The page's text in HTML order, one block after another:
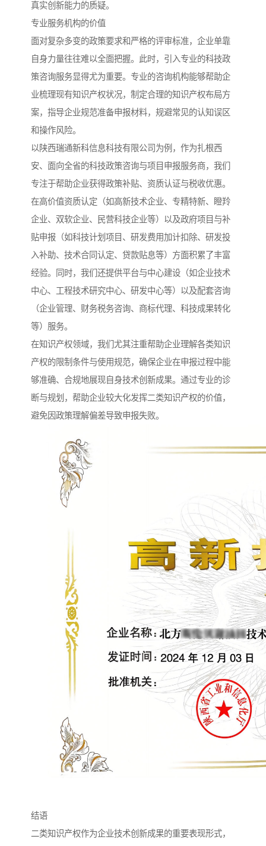
真实创新能力的质疑。
专业服务机构的价值
面对复杂多变的政策要求和严格的评审标准，企业单靠
自身力量往往难以全面把握。此时，引入专业的科技政
策咨询服务显得尤为重要。专业的咨询机构能够帮助企
业梳理现有知识产权状况，制定合理的知识产权布局方
案，指导企业规范准备申报材料，规避常见的认知误区
和操作风险。
以陕西瑞通新科信息科技有限公司为例，作为扎根西
安、面向全省的科技政策咨询与项目申报服务商，我们
专注于帮助企业获得政策补贴、资质认证与税收优惠。
在高价值资质认定（如高新技术企业、专精特新、瞪羚
企业、双软企业、民营科技企业等）以及政府项目与补
贴申报（如科技计划项目、研发费用加计扣除、研发投
入补助、技术合同认定、贷款贴息等）方面积累了丰富
经验。同时，我们还提供平台与中心建设（如企业技术
中心、工程技术研究中心、研发中心等）以及配套咨询
（企业管理、财务税务咨询、商标代理、科技成果转化
等）服务。
在知识产权领域，我们尤其注重帮助企业理解各类知识
产权的限制条件与使用规范，确保企业在申报过程中能
够准确、合规地展现自身技术创新成果。通过专业的诊
断与规划，帮助企业较大化发挥二类知识产权的价值，
避免因政策理解偏差导致申报失败。
结语
二类知识产权作为企业技术创新成果的重要表现形式，